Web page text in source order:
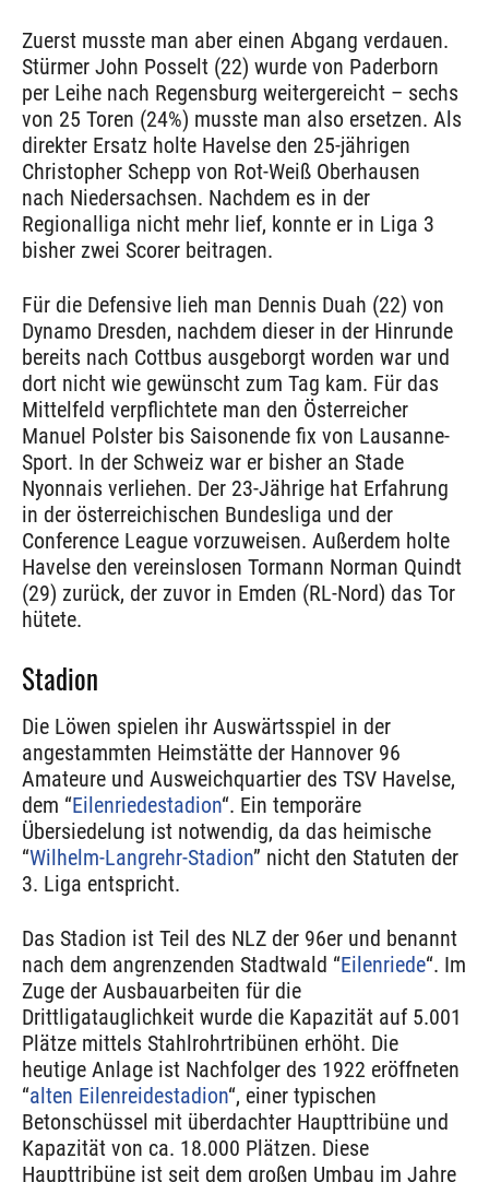
Zuerst musste man aber einen Abgang verdauen.
Stürmer John Posselt (22) wurde von Paderborn
per Leihe nach Regensburg weitergereicht – sechs
von 25 Toren (24%) musste man also ersetzen. Als
direkter Ersatz holte Havelse den 25-jährigen
Christopher Schepp von Rot-Weiß Oberhausen
nach Niedersachsen. Nachdem es in der
Regionalliga nicht mehr lief, konnte er in Liga 3
bisher zwei Scorer beitragen.
Für die Defensive lieh man Dennis Duah (22) von
Dynamo Dresden, nachdem dieser in der Hinrunde
bereits nach Cottbus ausgeborgt worden war und
dort nicht wie gewünscht zum Tag kam. Für das
Mittelfeld verpflichtete man den Österreicher
Manuel Polster bis Saisonende fix von Lausanne-
Sport. In der Schweiz war er bisher an Stade
Nyonnais verliehen. Der 23-Jährige hat Erfahrung
in der österreichischen Bundesliga und der
Conference League vorzuweisen. Außerdem holte
Havelse den vereinslosen Tormann Norman Quindt
(29) zurück, der zuvor in Emden (RL-Nord) das Tor
hütete.
Stadion
Die Löwen spielen ihr Auswärtsspiel in der
angestammten Heimstätte der Hannover 96
Amateure und Ausweichquartier des TSV Havelse,
dem “Eilenriedestadion“. Ein temporäre
Übersiedelung ist notwendig, da das heimische
“Wilhelm-Langrehr-Stadion” nicht den Statuten der
3. Liga entspricht.
Das Stadion ist Teil des NLZ der 96er und benannt
nach dem angrenzenden Stadtwald “Eilenriede“. Im
Zuge der Ausbauarbeiten für die
Drittligatauglichkeit wurde die Kapazität auf 5.001
Plätze mittels Stahlrohrtribünen erhöht. Die
heutige Anlage ist Nachfolger des 1922 eröffneten
“alten Eilenreidestadion“, einer typischen
Betonschüssel mit überdachter Haupttribüne und
Kapazität von ca. 18.000 Plätzen. Diese
Haupttribüne ist seit dem großen Umbau im Jahre